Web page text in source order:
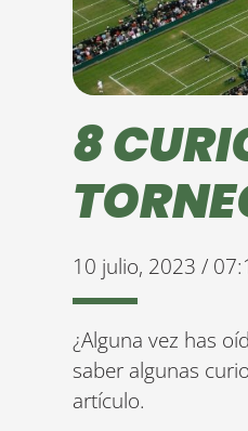
8
10 julio, 2023 /
¿Alguna vez has
saber algunas
artículo.